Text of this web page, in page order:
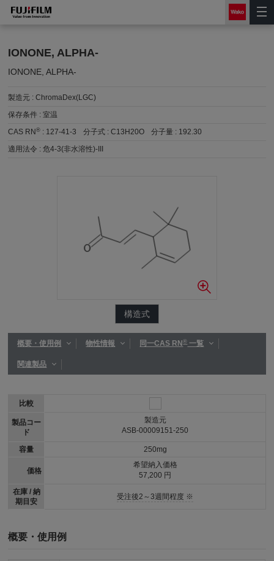
IONONE, ALPHA-
IONONE, ALPHA-
製造元 :ChromaDex(LGC)
保存条件 :室温
CAS RN® : 127-41-3 分子式 :C13H20O 分子量 : 192.30
適用法令 :危4-3(非水溶性)-III
構造式
概要・使用例 物性情報 同一CAS RN®一覧
関連製品
比較
製品コー
ド
容量
価格
在庫 / 納
期目安
製造元
ASB-00009151-250
250mg
希望納入価格
57,200 円
受注後2～3週間程度 ※
概要・使用例